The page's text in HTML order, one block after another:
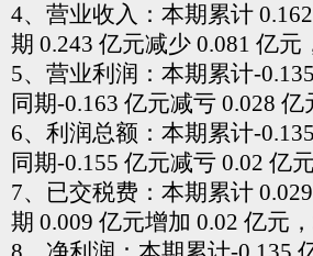
4、营业收入：本期累计
期 0.243 亿元减少 0.081 亿元
5、营业利润：本期累计-
同期-0.163 亿元减亏 0.028 亿
6、利润总额：本期累计-
同期-0.155 亿元减亏 0.02 亿
7、已交税费：本期累计
期 0.009 亿元增加 0.02 亿元，